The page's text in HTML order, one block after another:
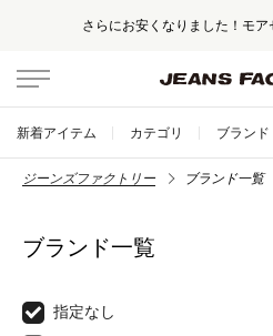
さらにお安くなりました！モア
新着アイテム カテゴリ ブランド
ジーンズファクトリー ブランド一覧
ブランド一覧
指定なし